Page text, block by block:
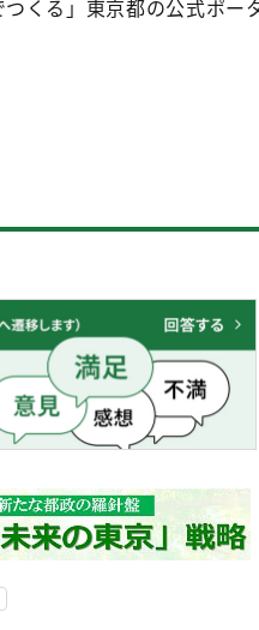
くる」東京都の公式ポー